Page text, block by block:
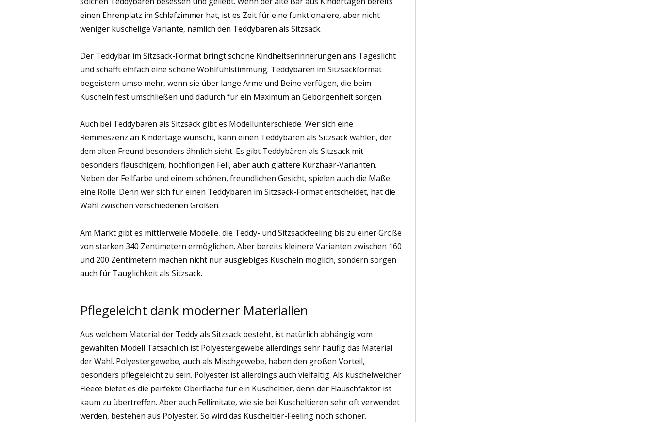
einen Ehrenplatz im Schlafzimmer hat, ist es Zeit für eine funktionalere, aber nicht
weniger kuschelige Variante, nämlich den Teddybären als Sitzsack.
Der Teddybär im Sitzsack-Format bringt schöne Kindheitserinnerungen ans Tageslicht
und schafft einfach eine schöne Wohlfühlstimmung. Teddybären im Sitzsackformat
begeistern umso mehr, wenn sie über lange Arme und Beine verfügen, die beim
Kuscheln fest umschließen und dadurch für ein Maximum an Geborgenheit sorgen.
Auch bei Teddybären als Sitzsack gibt es Modellunterschiede. Wer sich eine
Remineszenz an Kindertage wünscht, kann einen Teddybaren als Sitzsack wählen, der
dem alten Freund besonders ähnlich sieht. Es gibt Teddybären als Sitzsack mit
besonders flauschigem, hochflorigen Fell, aber auch glattere Kurzhaar-Varianten.
Neben der Fellfarbe und einem schönen, freundlichen Gesicht, spielen auch die Maße
eine Rolle. Denn wer sich für einen Teddybären im Sitzsack-Format entscheidet, hat die
Wahl zwischen verschiedenen Größen.
Am Markt gibt es mittlerweile Modelle, die Teddy- und Sitzsackfeeling bis zu einer Größe
von starken 340 Zentimetern ermöglichen. Aber bereits kleinere Varianten zwischen 160
und 200 Zentimetern machen nicht nur ausgiebiges Kuscheln möglich, sondern sorgen
auch für Tauglichkeit als Sitzsack.
Pflegeleicht dank moderner Materialien
Aus welchem Material der Teddy als Sitzsack besteht, ist natürlich abhängig vom
gewählten Modell Tatsächlich ist Polyestergewebe allerdings sehr häufig das Material
der Wahl. Polyestergewebe, auch als Mischgewebe, haben den großen Vorteil,
besonders pflegeleicht zu sein. Polyester ist allerdings auch vielfältig. Als kuschelweicher
Fleece bietet es die perfekte Oberfläche für ein Kuscheltier, denn der Flauschfaktor ist
kaum zu übertreffen. Aber auch Fellimitate, wie sie bei Kuscheltieren sehr oft verwendet
werden, bestehen aus Polyester. So wird das Kuscheltier-Feeling noch schöner.